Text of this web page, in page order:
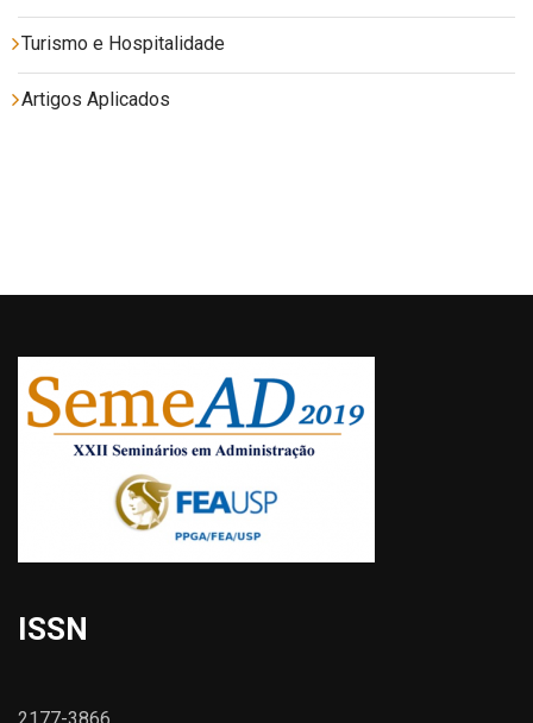
Turismo e Hospitalidade
Artigos Aplicados
ISSN